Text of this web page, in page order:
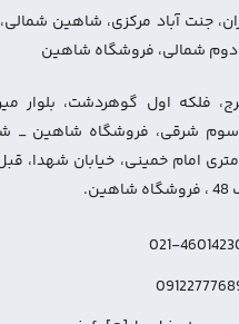
جنت آباد مرکزی، شاهین شمالی،
فلکه اول گوهردشت، بلوار
سوم شرقی، فروشگاه شاهین _
اسلامشهر، 20 متری امام خمینی، خیابان شهدا،